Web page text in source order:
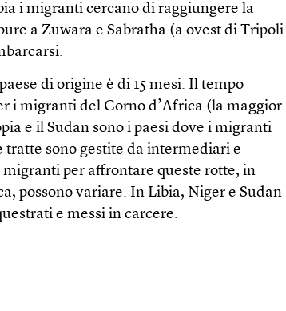
i migranti cercano di raggiungere la
a Zuwara e Sabratha (a ovest di Tripoli
di origine è di 15 mesi. Il tempo
i migranti del Corno d’Africa (la maggior
e il Sudan sono i paesi dove i migranti
sono gestite da intermediari e
per affrontare queste rotte, in
possono variare. In Libia, Niger e Sudan
e messi in carcere.